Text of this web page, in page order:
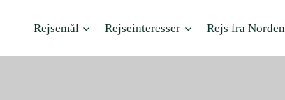
Rejsemål Rejseinteresser Rejs fra Norden